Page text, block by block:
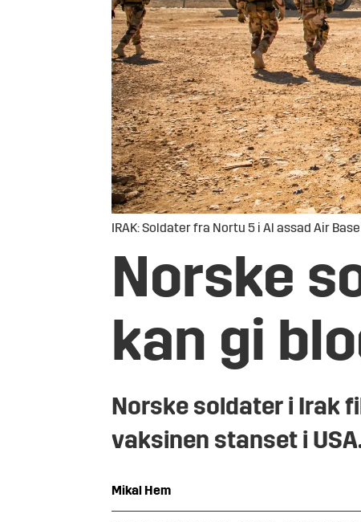
IRAK: Soldater fra Nortu 5 i Al assad Air
Norske
kan gi
Norske soldater i Irak
vaksinen stanset i
Mikal Hem